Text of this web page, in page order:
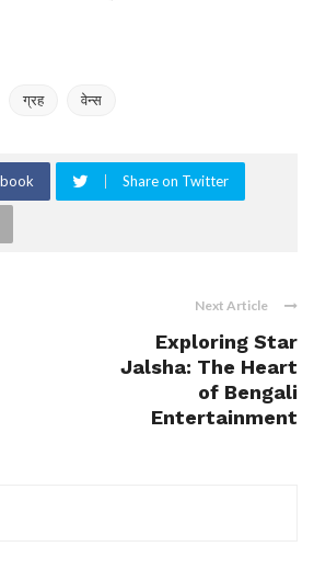
ग्रह वेन्स
Share on Twitter
Next Article
Exploring Star
Jalsha: The Heart
of Bengali
Entertainment